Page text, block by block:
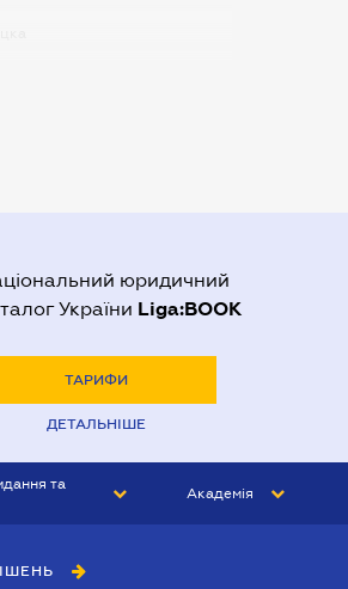
юридичний
України Liga:BOOK
ТАРИФИ
ДЕТАЛЬНІШЕ
та
Академія